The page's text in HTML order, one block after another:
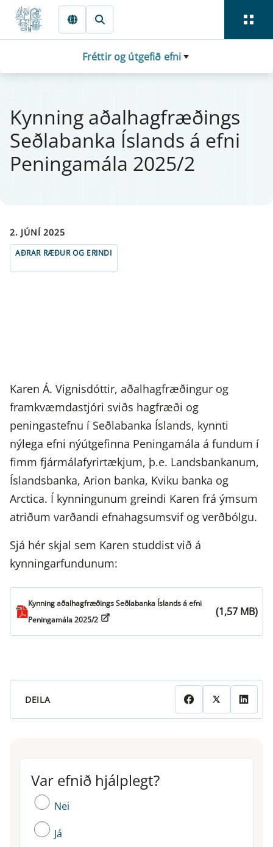
Fara beint í Meginmál
Fréttir og útgefið efni
Kynn­ing aðal­hag­fræðings
Seðlabanka Íslands á efni
Pen­in­ga­mála 2025/2
2. JÚNÍ 2025
AÐRAR RÆÐUR OG ERINDI
Karen Á. Vignisdóttir, aðalhagfræðingur og
framkvæmdastjóri sviðs hagfræði og
peningastefnu í Seðlabanka Íslands, kynnti
nýlega efni nýútgefinna Peningamála á fundum í
fimm fjármálafyrirtækjum, þ.e. Landsbankanum,
Íslandsbanka, Arion banka, Kviku banka og
Arctica. Í kynningunum greindi Karen frá ýmsum
atriðum varðandi efnahagsumsvif og verðbólgu.
Sjá hér skjal sem Karen studdist við á
kynningarfundunum:
Kynning aðalhagfræðings Seðlabanka Íslands á efni
Peningamála 2025/2
(1,57 MB)
DEILA
Var efnið hjálplegt?
Var efnið hjálplegt?
Nei
Já